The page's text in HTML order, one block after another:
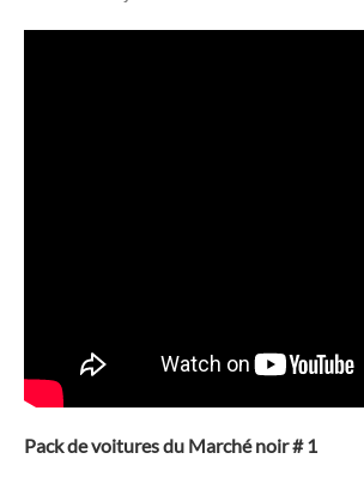
Pack de voitures du Marché noir # 1